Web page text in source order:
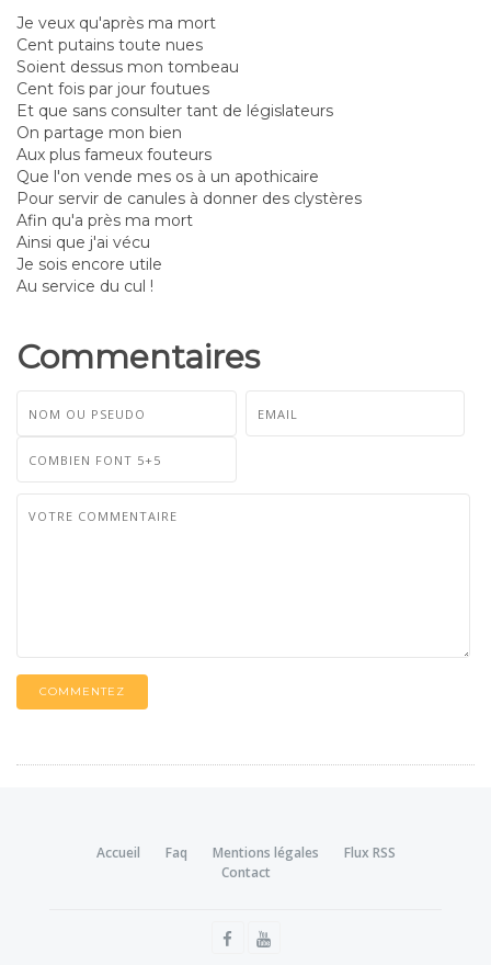
Je veux qu'après ma mort
Cent putains toute nues
Soient dessus mon tombeau
Cent fois par jour foutues
Et que sans consulter tant de législateurs
On partage mon bien
Aux plus fameux fouteurs
Que l'on vende mes os à un apothicaire
Pour servir de canules à donner des clystères
Afin qu'a près ma mort
Ainsi que j'ai vécu
Je sois encore utile
Au service du cul !
Commentaires
COMMENTEZ
Accueil Faq Mentions légales
Flux RSS
Contact